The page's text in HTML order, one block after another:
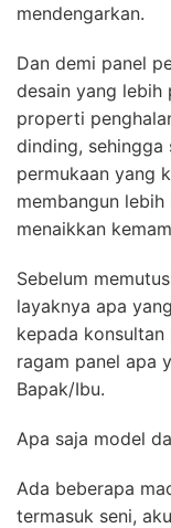
mendengarkan.
Dan demi panel
desain yang lebih
properti
dinding,
permukaan yang
membangun
menaikkan
Sebelum
layaknya apa
kepada
ragam panel apa
Bapak/Ibu.
Apa saja model
Ada beberapa
termasuk seni,